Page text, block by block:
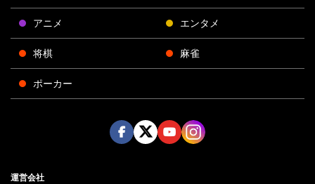
アニメ エンタメ
将棋 麻雀
ポーカー
運営会社